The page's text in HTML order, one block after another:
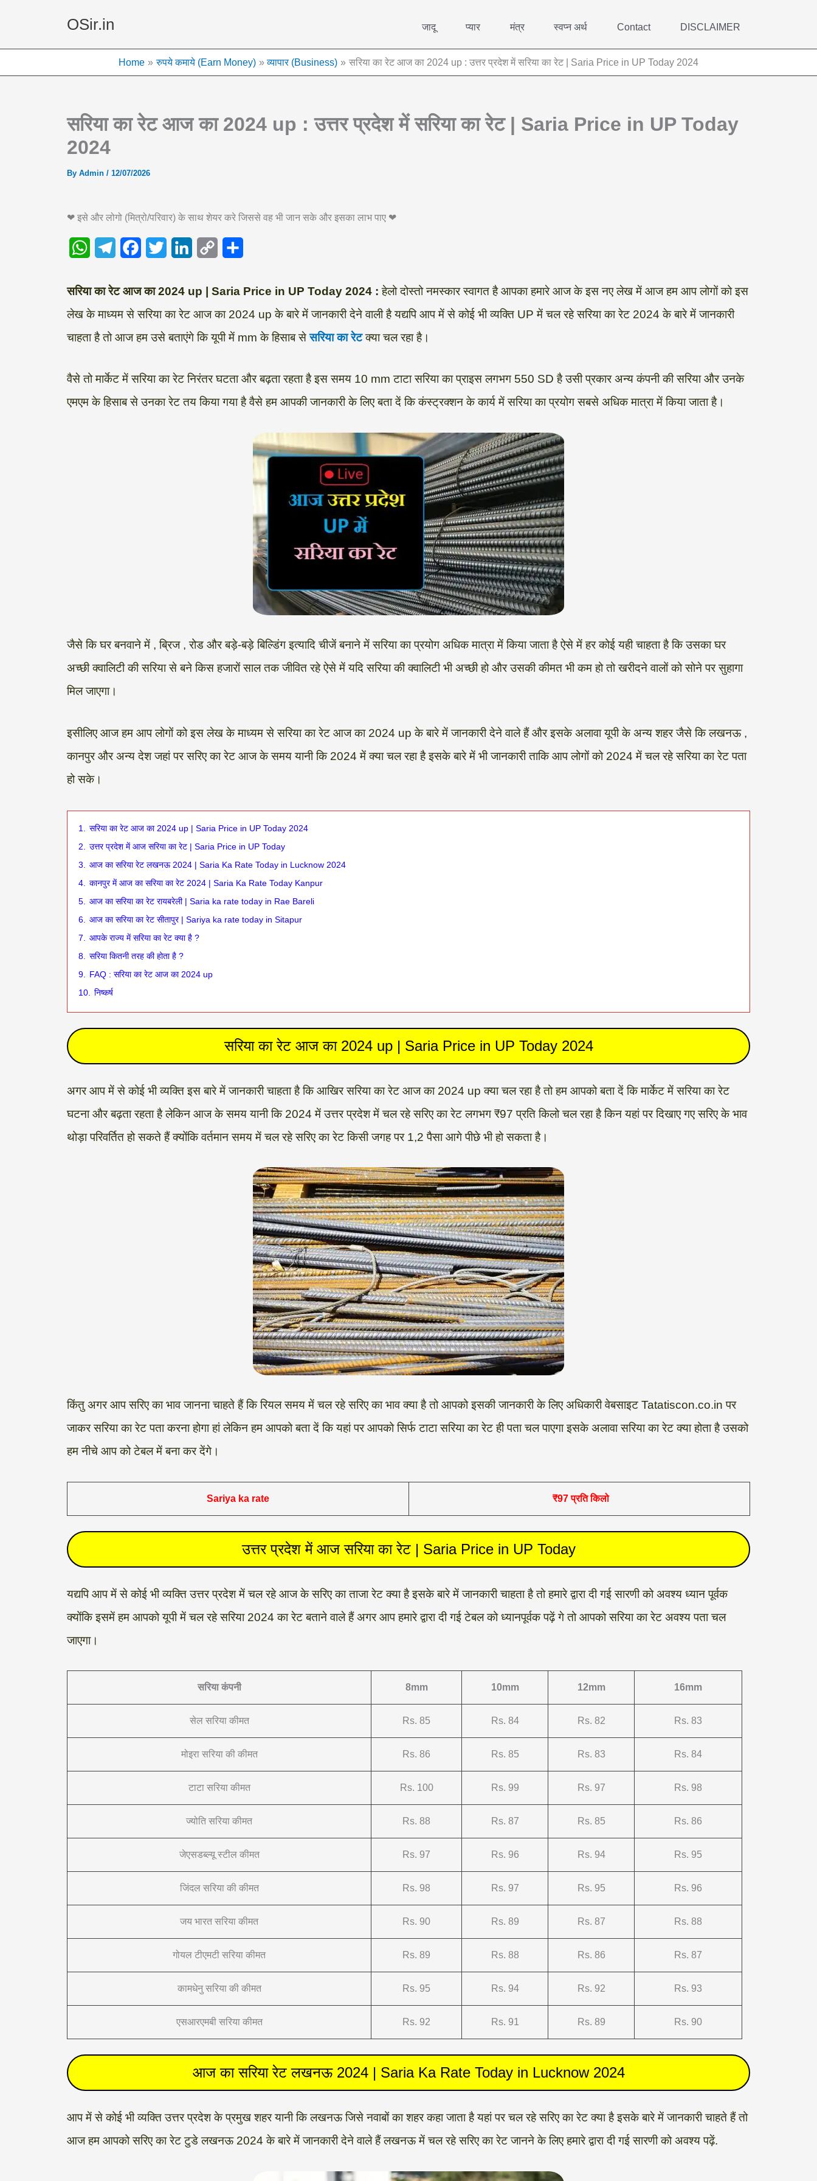
OSir.in जादू प्यार मंत्र स्वप्न अर्थ Contact DISCLAIMER
Home रुपये कमाये (Earn Money) व्यापार (Business) सरिया का रेट आज का 2024 up : उत्तर प्रदेश में सरिया का रेट | Saria Price in UP Today 2024
सरिया का रेट आज का 2024 up : उत्तर प्रदेश में सरिया का रेट | Saria Price in UP Today
2024
By Admin / 12/07/2026
❤ इसे और लोगो (मित्रो/परिवार) के साथ शेयर करे जिससे वह भी जान सके और इसका लाभ पाए ❤
W
a
t
p
l
e
c
e
o
i
t
n
k
I
p
y
L
a
r
सरिया का रेट आज का 2024 up | Saria Price in UP Today 2024 : हेलो दोस्तो नमस्कार स्वागत है आपका हमारे आज के इस नए लेख में आज हम आप लोगों को इस
लेख के माध्यम से सरिया का रेट आज का 2024 up के बारे में जानकारी देने वाली है यद्यपि आप में से कोई भी व्यक्ति UP में चल रहे सरिया का रेट 2024 के बारे में जानकारी
चाहता है तो आज हम उसे बताएंगे कि यूपी में mm के हिसाब सेसरिया का रेट क्या चल रहा है।
वैसे तो मार्केट में सरिया का रेट निरंतर घटता और बढ़ता रहता है इस समय 10 mm टाटा सरिया का प्राइस लगभग 550 SD है उसी प्रकार अन्य कंपनी की सरिया और उनके
एमएम के हिसाब से उनका रेट तय किया गया है वैसे हम आपकी जानकारी के लिए बता दें कि कंस्ट्रक्शन के कार्य में सरिया का प्रयोग सबसे अधिक मात्रा में किया जाता है।
जैसे कि घर बनवाने में , ब्रिज , रोड और बड़े-बड़े बिल्डिंग इत्यादि चीजें बनाने में सरिया का प्रयोग अधिक मात्रा में किया जाता है ऐसे में हर कोई यही चाहता है कि उसका घर
अच्छी क्वालिटी की सरिया से बने किस हजारों साल तक जीवित रहे ऐसे में यदि सरिया की क्वालिटी भी अच्छी हो और उसकी कीमत भी कम हो तो खरीदने वालों को सोने पर सुहागा
मिल जाएगा।
इसीलिए आज हम आप लोगों को इस लेख के माध्यम से सरिया का रेट आज का 2024 up के बारे में जानकारी देने वाले हैं और इसके अलावा यूपी के अन्य शहर जैसे कि लखनऊ ,
कानपुर और अन्य देश जहां पर सरिए का रेट आज के समय यानी कि 2024 में क्या चल रहा है इसके बारे में भी जानकारी ताकि आप लोगों को 2024 में चल रहे सरिया का रेट पता
हो सके।
1.
सरिया का रेट आज का 2024 up | Saria Price in UP Today 2024
2.
उत्तर प्रदेश में आज सरिया का रेट | Saria Price in UP Today
3.
आज का सरिया रेट लखनऊ 2024 | Saria Ka Rate Today in Lucknow 2024
4.
कानपुर में आज का सरिया का रेट 2024 | Saria Ka Rate Today Kanpur
5.
आज का सरिया का रेट रायबरेली | Saria ka rate today in Rae Bareli
6.
आज का सरिया का रेट सीतापुर | Sariya ka rate today in Sitapur
7.
आपके राज्य में सरिया का रेट क्या है ?
8.
सरिया कितनी तरह की होता है ?
9.
FAQ : सरिया का रेट आज का 2024 up
10.
निष्कर्ष
सरिया का रेट आज का 2024 up | Saria Price in UP Today 2024
अगर आप में से कोई भी व्यक्ति इस बारे में जानकारी चाहता है कि आखिर सरिया का रेट आज का 2024 up क्या चल रहा है तो हम आपको बता दें कि मार्केट में सरिया का रेट
घटना और बढ़ता रहता है लेकिन आज के समय यानी कि 2024 में उत्तर प्रदेश में चल रहे सरिए का रेट लगभग ₹97 प्रति किलो चल रहा है किन यहां पर दिखाए गए सरिए के भाव
थोड़ा परिवर्तित हो सकते हैं क्योंकि वर्तमान समय में चल रहे सरिए का रेट किसी जगह पर 1,2 पैसा आगे पीछे भी हो सकता है।
किंतु अगर आप सरिए का भाव जानना चाहते हैं कि रियल समय में चल रहे सरिए का भाव क्या है तो आपको इसकी जानकारी के लिए अधिकारी वेबसाइट Tatatiscon.co.in पर
जाकर सरिया का रेट पता करना होगा हां लेकिन हम आपको बता दें कि यहां पर आपको सिर्फ टाटा सरिया का रेट ही पता चल पाएगा इसके अलावा सरिया का रेट क्या होता है उसको
हम नीचे आप को टेबल में बना कर देंगे।
Sariya ka rate ₹97 प्रति किलो
उत्तर प्रदेश में आज सरिया का रेट | Saria Price in UP Today
यद्यपि आप में से कोई भी व्यक्ति उत्तर प्रदेश में चल रहे आज के सरिए का ताजा रेट क्या है इसके बारे में जानकारी चाहता है तो हमारे द्वारा दी गई सारणी को अवश्य ध्यान पूर्वक
क्योंकि इसमें हम आपको यूपी में चल रहे सरिया 2024 का रेट बताने वाले हैं अगर आप हमारे द्वारा दी गई टेबल को ध्यानपूर्वक पढ़ें गे तो आपको सरिया का रेट अवश्य पता चल
जाएगा।
सरिया कंपनी 8mm 10mm 12mm 16mm
सेल सरिया कीमत Rs. 85 Rs. 84 Rs. 82 Rs. 83
मोइरा सरिया की कीमत Rs. 86 Rs. 85 Rs. 83 Rs. 84
टाटा सरिया कीमत Rs. 100 Rs. 99 Rs. 97 Rs. 98
ज्योति सरिया कीमत Rs. 88 Rs. 87 Rs. 85 Rs. 86
जेएसडब्ल्यू स्टील कीमत Rs. 97 Rs. 96 Rs. 94 Rs. 95
जिंदल सरिया की कीमत Rs. 98 Rs. 97 Rs. 95 Rs. 96
जय भारत सरिया कीमत Rs. 90 Rs. 89 Rs. 87 Rs. 88
गोयल टीएमटी सरिया कीमत Rs. 89 Rs. 88 Rs. 86 Rs. 87
कामधेनु सरिया की कीमत Rs. 95 Rs. 94 Rs. 92 Rs. 93
एसआरएमबी सरिया कीमत Rs. 92 Rs. 91 Rs. 89 Rs. 90
आज का सरिया रेट लखनऊ 2024 | Saria Ka Rate Today in Lucknow 2024
आप में से कोई भी व्यक्ति उत्तर प्रदेश के प्रमुख शहर यानी कि लखनऊ जिसे नवाबों का शहर कहा जाता है यहां पर चल रहे सरिए का रेट क्या है इसके बारे में जानकारी चाहते हैं तो
आज हम आपको सरिए का रेट टुडे लखनऊ 2024 के बारे में जानकारी देने वाले हैं लखनऊ में चल रहे सरिए का रेट जानने के लिए हमारे द्वारा दी गई सारणी को अवश्य पढ़ें.